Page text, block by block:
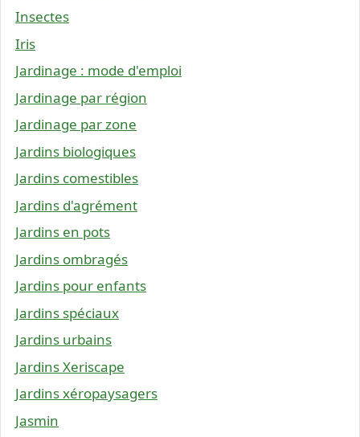
Insectes
Iris
Jardinage : mode d'emploi
Jardinage par région
Jardinage par zone
Jardins biologiques
Jardins comestibles
Jardins d'agrément
Jardins en pots
Jardins ombragés
Jardins pour enfants
Jardins spéciaux
Jardins urbains
Jardins Xeriscape
Jardins xéropaysagers
Jasmin